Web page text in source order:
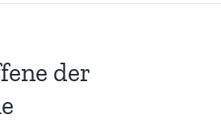
der